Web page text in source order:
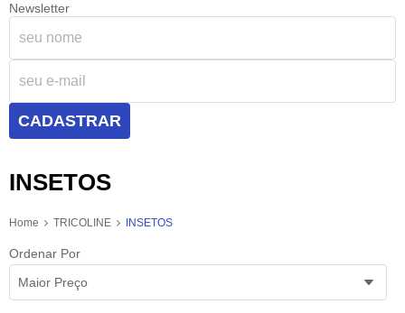
Newsletter
CADASTRAR
INSETOS
Home TRICOLINE INSETOS
Ordenar Por
Maior Preço